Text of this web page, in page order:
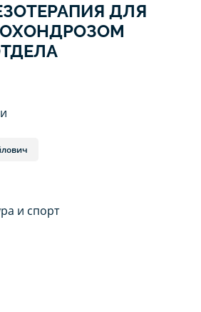
ДЛЯ
и спорт